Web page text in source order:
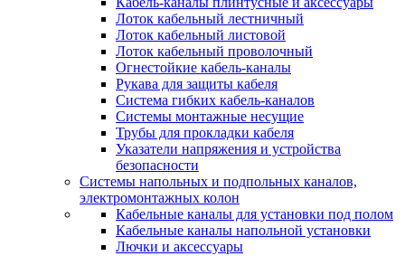
Лоток кабельный лестничный
Лоток кабельный листовой
Лоток кабельный проволочный
Огнестойкие кабель-каналы
Рукава для защиты кабеля
Система гибких кабель-каналов
Системы монтажные несущие
Трубы для прокладки кабеля
Указатели напряжения и устройства
безопасности
Системы напольных и подпольных каналов,
электромонтажных колон
Кабельные каналы для установки под полом
Кабельные каналы напольной установки
Лючки и аксессуары